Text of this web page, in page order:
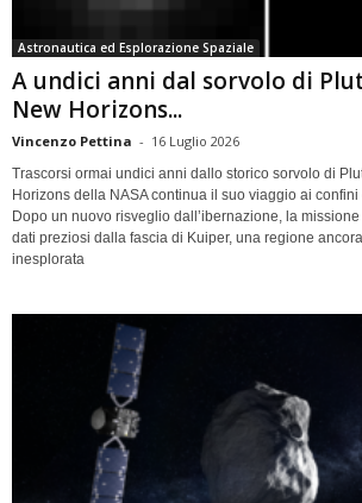
Astronautica ed Esplorazione Spaziale
A undici anni dal sorvolo di
New Horizons...
Vincenzo Pettina - 16 Luglio 2026
Trascorsi ormai undici anni dallo storico sorvolo di
Horizons della NASA continua il suo viaggio ai
Dopo un nuovo risveglio dall’ibernazione, la
dati preziosi dalla fascia di Kuiper, una regione
inesplorata